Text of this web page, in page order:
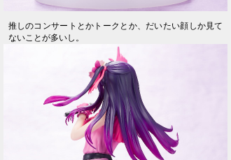
推しのコンサートとかトークとか、だいたい顔しか見て
ないことが多いし。